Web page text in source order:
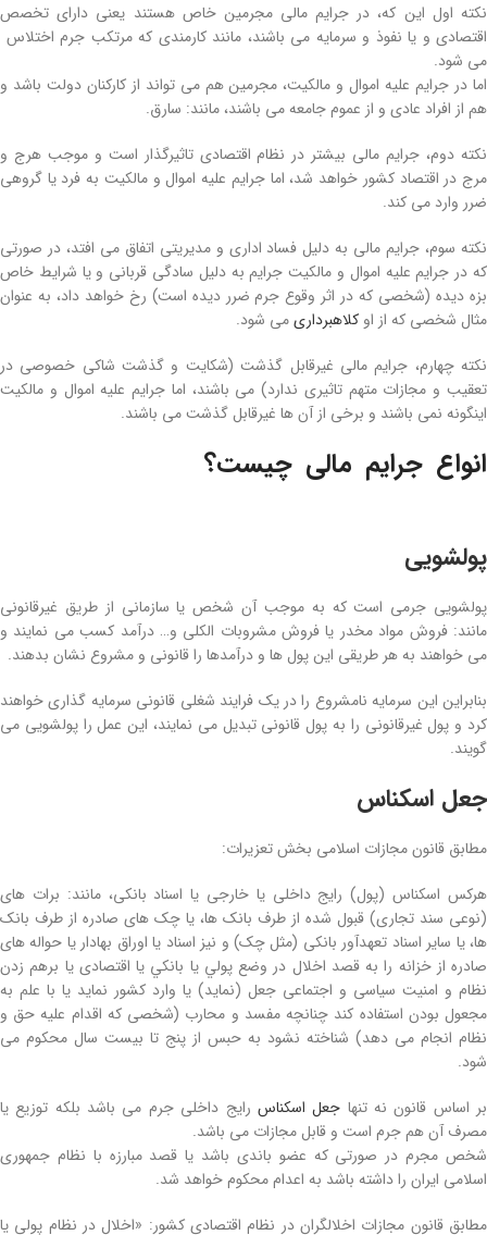
نکته اول این‌ که، در جرایم مالی مجرمین خاص هستند یعنی دارای تخصص
اقتصادی و یا نفوذ و سرمایه می‌ باشند، مانند کارمندی که مرتکب جرم اختلاس
می‌ شود.
اما در جرایم علیه اموال و مالکیت، مجرمین هم می‌ تواند از کارکنان دولت باشد و
هم از افراد عادی و از عموم جامعه می‌ باشند، مانند: سارق.
نکته دوم، جرایم مالی بیشتر در نظام اقتصادی تاثیرگذار است و موجب هرج و
مرج در اقتصاد کشور خواهد شد، اما جرایم علیه اموال و مالکیت به فرد یا گروهی
ضرر وارد می‌ کند.
نکته سوم، جرایم مالی به دلیل فساد اداری و مدیریتی اتفاق می‌ افتد، در صورتی
که در جرایم علیه اموال و مالکیت جرایم به دلیل سادگی قربانی و یا شرایط خاص
بزه دیده (شخصی که در اثر وقوع جرم ضرر دیده است) رخ خواهد داد، به عنوان
مثال شخصی که از او کلاهبرداریمی‌ شود.
نکته چهارم، جرایم مالی غیرقابل گذشت (شکایت و گذشت شاکی خصوصی در
تعقیب و مجازات متهم تاثیری ندارد) می‌ باشند، اما جرایم علیه اموال و مالکیت
اینگونه نمی‌‌ باشند و برخی از آن ها غیرقابل گذشت می‌ باشند.
انواع جرایم مالی چیست؟
پولشویی
پولشویی جرمی است که به موجب آن شخص یا سازمانی از طریق غیرقانونی
مانند: فروش مواد مخدر یا فروش مشروبات الکلی و… درآمد کسب می‌ نمایند و
می‌ خواهند به هر طریقی این پول ها و درآمدها را قانونی و مشروع نشان بدهند.
بنابراین این سرمایه نامشروع را در یک فرایند شغلی قانونی سرمایه‌ گذاری خواهند
کرد و پول غیرقانونی را به پول قانونی تبدیل می‌ نمایند، این عمل را پولشویی می‌
گویند.
جعل اسکناس
مطابق قانون مجازات اسلامی بخش تعزیرات:
هركس اسكناس (پول) رايج داخلی يا خارجی يا اسناد بانكی، مانند: برات‌‌ های
(نوعی سند تجاری) قبول شده از طرف بانک ها، يا چک های صادره از طرف بانک
ها، يا ساير اسناد تعهدآور بانكی (مثل چک) و نيز اسناد يا اوراق بهادار يا حواله‌‌ های
صادره از خزانه را به قصد اخلال در وضع پولي يا بانكي يا اقتصادی يا برهم ‌زدن
نظام‌ و امنيت سياسی و اجتماعی جعل (نماید) يا وارد كشور نمايد يا با علم به
مجعول بودن استفاده كند چنانچه مفسد و محارب (شخصی که اقدام علیه حق و
نظام انجام می‌ دهد) شناخته نشود به حبس از پنج تا‌ بيست سال محكوم می
شود.
بر اساس قانون نه ‌تنها جعل اسکناس رايج داخلی جرم می‌ باشد بلکه توزيع يا
مصرف آن هم جرم است و قابل مجازات می‌ باشد.
شخص مجرم در صورتی که عضو باندی باشد يا قصد مبارزه با نظام جمهوری
اسلامی ايران را داشته باشد به اعدام محکوم خواهد شد.
مطابق قانون مجازات اخلالگران در نظام اقتصادی کشور: «اخلال در نظام پولی یا